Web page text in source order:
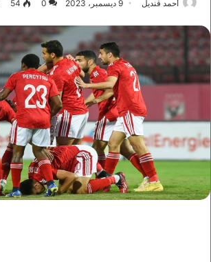
أحمد قنديل 9 ديسمبر، 2023 0
54